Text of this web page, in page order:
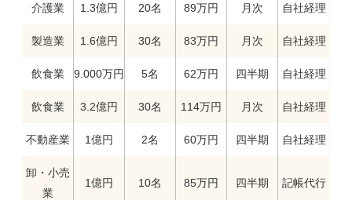
介護業 1.3億円 20名 89万円 月次 自社経理
製造業 1.6億円 30名 83万円 月次 自社経理
飲食業 9.000万円 5名 62万円 四半期 自社経理
飲食業 3.2億円 30名 114万円 月次 自社経理
不動産業 1億円 2名 60万円 四半期 自社経理
卸・小売
業
1億円 10名 85万円 四半期 記帳代行